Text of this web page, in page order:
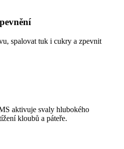
spalovat tuk i cukry a zpevnit
aktivuje svaly hlubokého
kloubů a páteře.